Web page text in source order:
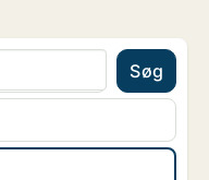
Søg